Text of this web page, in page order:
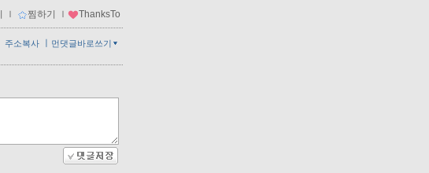
ｌ 찜하기 ｌ ThanksTo
먼댓글바로쓰기
주소복사